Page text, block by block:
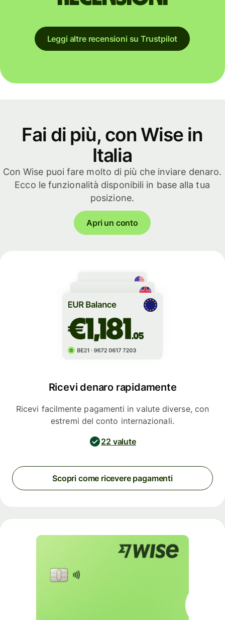
Leggi altre recensioni su Trustpilot
Fai di più, con Wise in
Italia
Con Wise puoi fare molto di più che inviare denaro.
Ecco le funzionalità disponibili in base alla tua
posizione.
Apri un conto
Ricevi denaro rapidamente
Ricevi facilmente pagamenti in valute diverse, con
estremi del conto internazionali.
22 valute
Scopri come ricevere pagamenti